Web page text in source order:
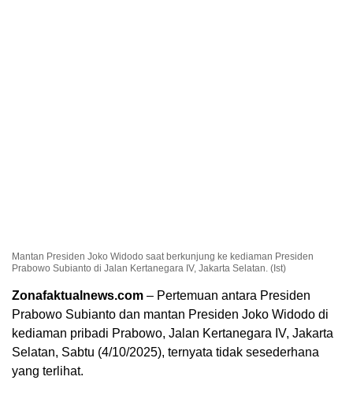
Mantan Presiden Joko Widodo saat berkunjung ke kediaman Presiden
Prabowo Subianto di Jalan Kertanegara IV, Jakarta Selatan. (Ist)
Zonafaktualnews.com – Pertemuan antara Presiden
Prabowo Subianto dan mantan Presiden Joko Widodo di
kediaman pribadi Prabowo, Jalan Kertanegara IV, Jakarta
Selatan, Sabtu (4/10/2025), ternyata tidak sesederhana
yang terlihat.